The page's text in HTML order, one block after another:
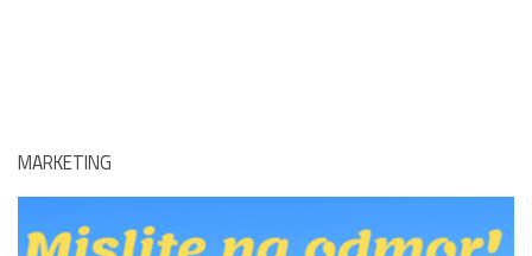
MARKETING